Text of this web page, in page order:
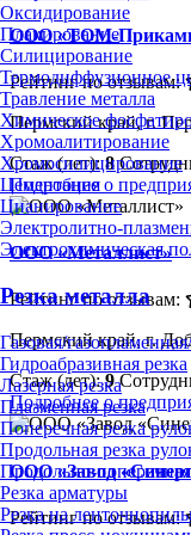
Оксидирование
Плакирование
Силицирование
Термодиффузионное
Травление металла
Химическое
Хромоалитирование
Хромосилицирование
Цементация
Цианирование
Электролитно-
Электрохимическая
Резка металла
Газовая/
Гидроабразивная резка
Лазерная резка
Плазменная резка
Поперечная резка
Продольная резка
Продольно-
Резка арматуры
Резка на
ООО «ТОМ-
Рейтинг по отзывам:
Пермский край, г.
Стаж (лет):8
Подробнее о
ООО «Металлист»
Рейтинг по отзывам:
Пермский край, г.
Стаж (лет):9
Подробнее о
ООО «Завод
Рейтинг по отзывам: